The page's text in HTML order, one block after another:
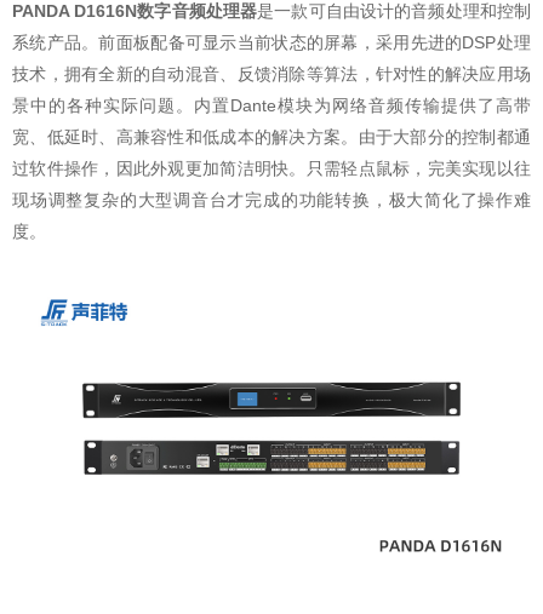
PANDA D1616N数字音频处理器是一款可自由设计的音频处理和控制
系统产品。前面板配备可显示当前状态的屏幕，采用先进的DSP处理
技术，拥有全新的自动混音、反馈消除等算法，针对性的解决应用场
景中的各种实际问题。内置Dante模块为网络音频传输提供了高带
宽、低延时、高兼容性和低成本的解决方案。由于大部分的控制都通
过软件操作，因此外观更加简洁明快。只需轻点鼠标，完美实现以往
现场调整复杂的大型调音台才完成的功能转换，极大简化了操作难
度。